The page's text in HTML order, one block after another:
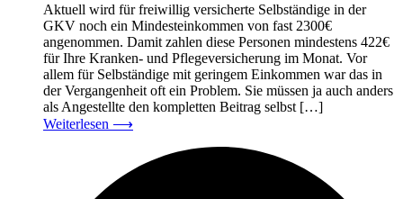
Aktuell wird für freiwillig versicherte Selbständige in der
GKV noch ein Mindesteinkommen von fast 2300€
angenommen. Damit zahlen diese Personen mindestens 422€
für Ihre Kranken- und Pflegeversicherung im Monat. Vor
allem für Selbständige mit geringem Einkommen war das in
der Vergangenheit oft ein Problem. Sie müssen ja auch anders
als Angestellte den kompletten Beitrag selbst […]
Weiterlesen ⟶